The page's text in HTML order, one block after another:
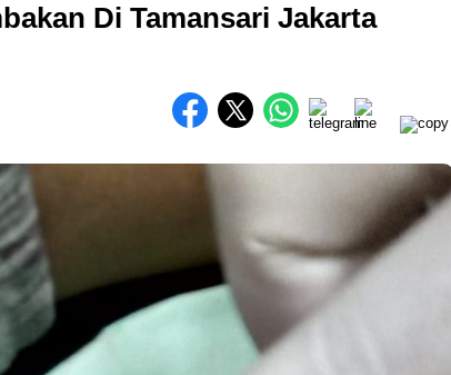
Di Tamansari Jakarta